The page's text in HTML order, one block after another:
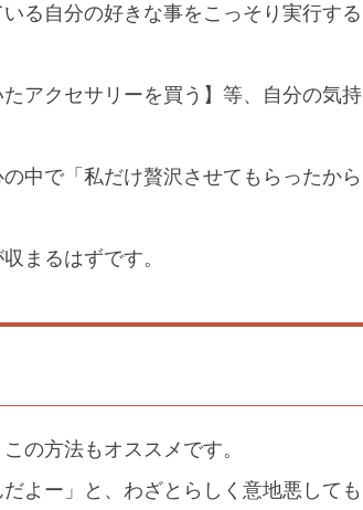
る自分の好きな事をこっそり実行する
アクセサリーを買う】等、自分の気持
中で「私だけ贅沢させてもらったから
まるはずです。
の方法もオススメです。
よー」と、わざとらしく意地悪しても